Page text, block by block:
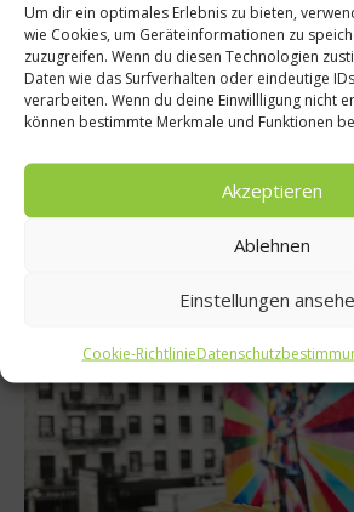
Um dir ein optimales Erlebnis zu bieten,
wie Cookies, um Geräteinformationen zu
zuzugreifen. Wenn du diesen Technologien
Daten wie das Surfverhalten oder eindeutige
verarbeiten. Wenn du deine Einwillligung nicht
können bestimmte Merkmale und Funktionen
Akzeptieren
Ablehnen
Einstellungen
Cookie-Richtlinie
Rezepte
Malediven-Rezept:
die Kokosnuss nicht nur im Namen,
ihren luxuriösen und nachhaltig
deren kulinarische und gesundheitliche
dem exotischen Dessert-Traum